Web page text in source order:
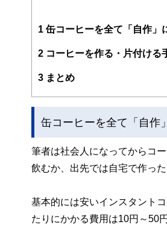
1 缶コーヒーを全て「自作」
2 コーヒーを作る・片付ける
3 まとめ
缶コーヒーを全て「自作
筆者は社会人になってからコ
飲むか、出先では自宅で作っ
基本的には安いインスタント
たりにかかる費用は10円～50